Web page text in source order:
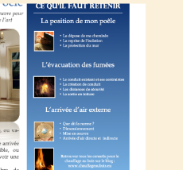
de mon poêle